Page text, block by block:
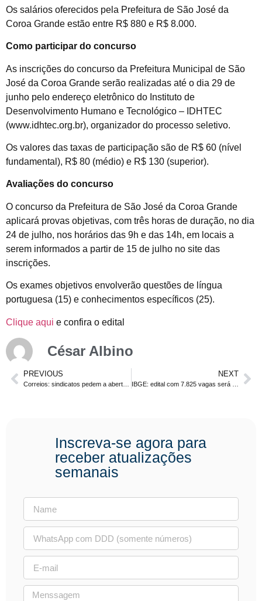
Os salários oferecidos pela Prefeitura de São José da
Coroa Grande estão entre R$ 880 e R$ 8.000.
Como participar do concurso
As inscrições do concurso da Prefeitura Municipal de São
José da Coroa Grande serão realizadas até o dia 29 de
junho pelo endereço eletrônico do Instituto de
Desenvolvimento Humano e Tecnológico – IDHTEC
(www.idhtec.org.br), organizador do processo seletivo.
Os valores das taxas de participação são de R$ 60 (nível
fundamental), R$ 80 (médio) e R$ 130 (superior).
Avaliações do concurso
O concurso da Prefeitura de São José da Coroa Grande
aplicará provas objetivas, com três horas de duração, no dia
24 de julho, nos horários das 9h e das 14h, em locais a
serem informados a partir de 15 de julho no site das
inscrições.
Os exames objetivos envolverão questões de língua
portuguesa (15) e conhecimentos específicos (25).
Clique aqui e confira o edital
César Albino
PREVIOUS NEXT
Inscreva-se agora para
receber atualizações
semanais